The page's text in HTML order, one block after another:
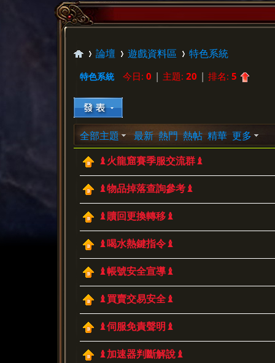
»
論壇
›
遊戲資料區 特色系統
特色系統 今日: 0 | 主題: 20 | 排名: 5
全部主題 最新 熱門 熱帖 精華 更多
♝火龍窟賽季服交流群♝
♝物品掉落查詢參考♝
♝贖回更換轉移♝
♝喝水熱鍵指令♝
♝帳號安全宣導♝
♝買賣交易安全♝
♝伺服免責聲明♝
♝加速器判斷解說♝